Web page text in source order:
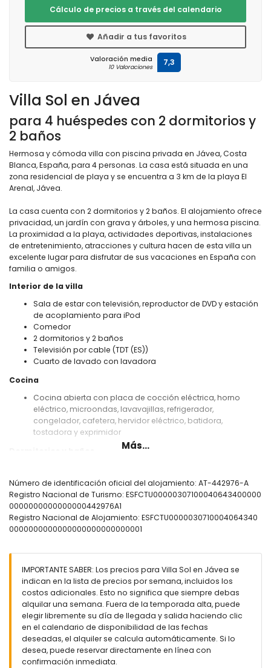
Villa Sol en Jávea
para 4 huéspedes con 2 dormitorios y
2 baños
Hermosa y cómoda villa con piscina privada en Jávea, Costa
Blanca, España, para 4 personas. La casa está situada en una
zona residencial de playa y se encuentra a 3 km de la playa El
Arenal, Jávea.
La casa cuenta con 2 dormitorios y 2 baños. El alojamiento ofrece
privacidad, un jardín con grava y árboles, y una hermosa piscina.
La proximidad a la playa, actividades deportivas, instalaciones
de entretenimiento, atracciones y cultura hacen de esta villa un
excelente lugar para disfrutar de sus vacaciones en España con
familia o amigos.
Interior de la villa
Sala de estar con televisión, reproductor de DVD y estación
de acoplamiento para iPod
Comedor
2 dormitorios y 2 baños
Televisión por cable (TDT (ES))
Cuarto de lavado con lavadora
Cocina
Cocina abierta con placa de cocción eléctrica, horno
eléctrico, microondas, lavavajillas, refrigerador,
congelador, cafetera, hervidor eléctrico, batidora,
tostadora y exprimidor
suite
Dormitorio con 2 camas individuales y ventilador
Baño en suite con lavabo individual, ducha y WC
Baño con lavabo individual, ducha y WC
Exterior de la villa
Terreno cerrado
Jardín con grava, árboles y muebles de jardín con
tumbonas
2 terrazas
Barbacoa
Ducha exterior
Zona de estar al aire libre y zona de comedor exterior
Espacio de aparcamiento privado cubierto
Más información
Más...
Número de identificación oficial del alojamiento: AT-442976-A
Registro Nacional de Turismo: ESFCTU00000307100040643400000
0000000000000000442976A1
Registro Nacional de Alojamiento: ESFCTU0000030710004064340
0000000000000000000000000001
IMPORTANTE SABER: Los precios para Villa Sol en Jávea se
indican en la lista de precios por semana, incluidos los
costos adicionales. Esto no significa que siempre debas
alquilar una semana. Fuera de la temporada alta, puede
elegir libremente su día de llegada y salida haciendo clic
en el calendario de disponibilidad de las fechas
deseadas, el alquiler se calcula automáticamente. Si lo
desea, puede reservar directamente en línea con
confirmación inmediata.
Cálculo de precios a través del calendario
Añadir a tus favoritos
Valoración media
10 Valoraciones 7,3